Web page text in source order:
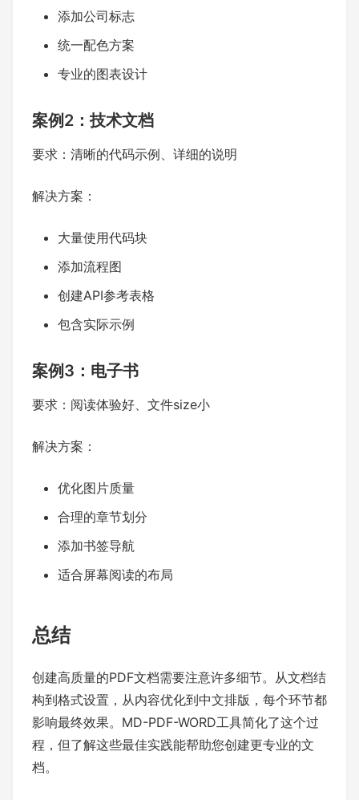
添加公司标志
统一配色方案
专业的图表设计
案例2：技术文档
要求：清晰的代码示例、详细的说明
解决方案：
大量使用代码块
添加流程图
创建API参考表格
包含实际示例
案例3：电子书
要求：阅读体验好、文件size小
解决方案：
优化图片质量
合理的章节划分
添加书签导航
适合屏幕阅读的布局
总结
创建高质量的PDF文档需要注意许多细节。从文档结
构到格式设置，从内容优化到中文排版，每个环节都
影响最终效果。MD-PDF-WORD工具简化了这个过
程，但了解这些最佳实践能帮助您创建更专业的文
档。